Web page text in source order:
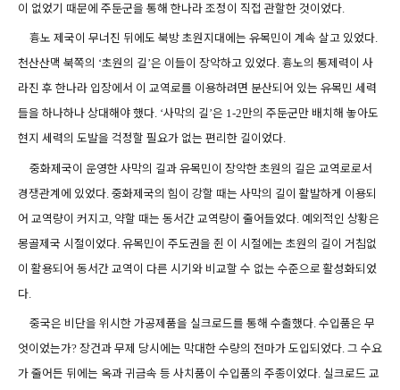
이 없었기 때문에 주둔군을 통해 한나라 조정이 직접 관할한 것이었다.
흉노 제국이 무너진 뒤에도 북방 초원지대에는 유목민이 계속 살고 있었다.
천산산맥 북쪽의 ‘초원의 길 ’은 이들이 장악하고 있었다. 흉노의 통제력이 사
라진 후 한나라 입장에서 이 교역로를 이용하려면 분산되어 있는 유목민 세력
들을 하나하나 상대해야 했다. ‘사막의 길 ’은 1-2만의 주둔군만 배치해 놓아도
현지 세력의 도발을 걱정할 필요가 없는 편리한 길이었다.
중화제국이 운영한 사막의 길과 유목민이 장악한 초원의 길은 교역로로서
경쟁관계에 있었다 중화제국의 힘이 강할 때는 사막의 길이 활발하게 이용되
어 교역량이 커지고 약할 때는 동서간 교역량이 줄어들었다 예외적인 상황은
몽골제국 시절이었다 유목민이 주도권을 쥔 이 시절에는 초원의 길이 거침없
이 활용되어 동서간 교역이 다른 시기와 비교할 수 없는 수준으로 활성화되었
다
중국은 비단을 위시한 가공제품을 실크로드를 통해 수출했다.수입품은 무
엇이었는가? 장건과 무제 당시에는 막대한 수량의 전마가 도입되었다. 그 수요
가 줄어든 뒤에는 옥과 귀금속 등 사치품이 수입품의 주종이었다. 실크로드 교